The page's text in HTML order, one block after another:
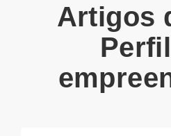
Artigos